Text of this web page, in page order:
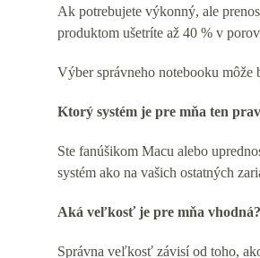
Ak potrebujete výkonný, ale
produktom ušetríte až 40 % v
Výber správneho notebooku
Ktorý systém je pre mňa ten
Ste fanúšikom Macu alebo
systém ako na vašich ostatných
Aká veľkosť je pre mňa vhodná?
Správna veľkosť závisí od toho,